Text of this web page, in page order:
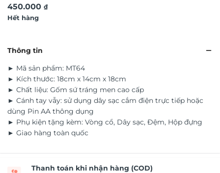
450.000 ₫
Hết hàng
Thông tin
► Mã sản phẩm: MT64
► Kích thước: 18cm x 14cm x 18cm
► Chất liệu: Gốm sứ tráng men cao cấp
► Cánh tay vẫy: sử dụng dây sạc cắm điện trực tiếp hoặc
dùng Pin AA thông dụng
► Phụ kiện tặng kèm: Vòng cổ, Dây sạc, Đệm, Hộp đựng
► Giao hàng toàn quốc
Thanh toán khi nhận hàng (COD)